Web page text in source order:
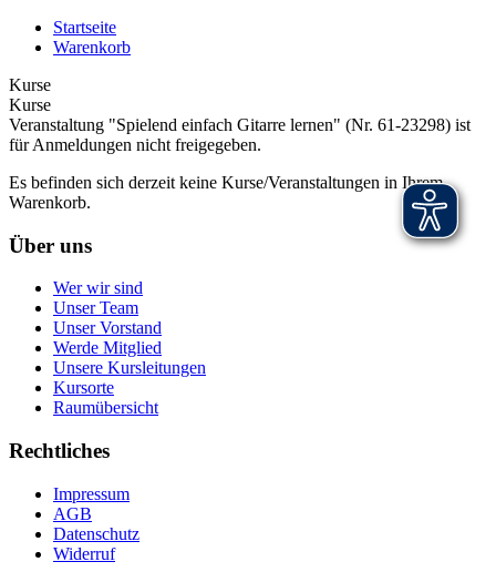
Startseite
Warenkorb
Kurse
Kurse
Veranstaltung "Spielend einfach Gitarre lernen" (Nr. 61-23298) ist
für Anmeldungen nicht freigegeben.
Es befinden sich derzeit keine Kurse/Veranstaltungen in Ihrem
Warenkorb.
Über uns
Wer wir sind
Unser Team
Unser Vorstand
Werde Mitglied
Unsere Kursleitungen
Kursorte
Raumübersicht
Rechtliches
Impressum
AGB
Datenschutz
Widerruf